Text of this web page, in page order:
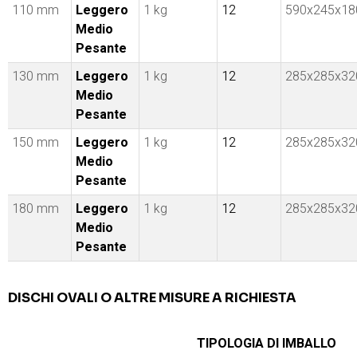
110 mm
Leggero
Medio
Pesante
1 kg 12
130 mm
Leggero
Medio
Pesante
1 kg 12
150 mm
Leggero
Medio
Pesante
1 kg 12
180 mm
Leggero
Medio
Pesante
1 kg 12
DISCHI OVALI O ALTRE MISURE A RICHIESTA
TIPOLOGIA DI IMBALLO